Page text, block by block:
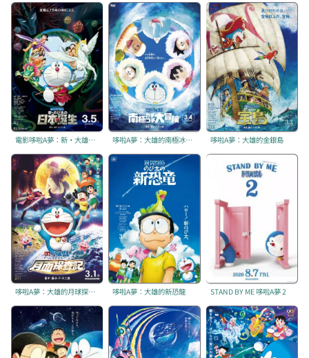
電影哆啦A夢：新·大雄的日本誕生 哆啦A夢：大雄的南極冰天雪地大冒險 哆啦A夢：大雄的金銀島
哆啦A夢：大雄的月球探測記 哆啦A夢：大雄的新恐龍 STAND BY ME 哆啦A夢 2